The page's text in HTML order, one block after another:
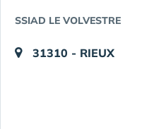
SSIAD LE VOLVESTRE
31310 - RIEUX